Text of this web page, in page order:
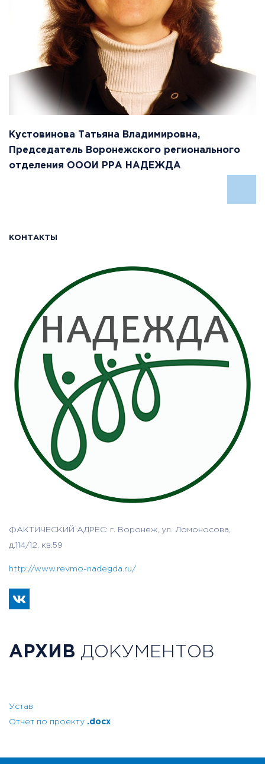
Кустовинова Татьяна Владимировна,
Председатель Воронежского регионального
отделения ОООИ РРА НАДЕЖДА
КОНТАКТЫ
ФАКТИЧЕСКИЙ АДРЕС: г. Воронеж, ул. Ломоносова,
д.114/12, кв.59
http://www.revmo-nadegda.ru/
АРХИВ ДОКУМЕНТОВ
Устав
Отчет по проекту .docx